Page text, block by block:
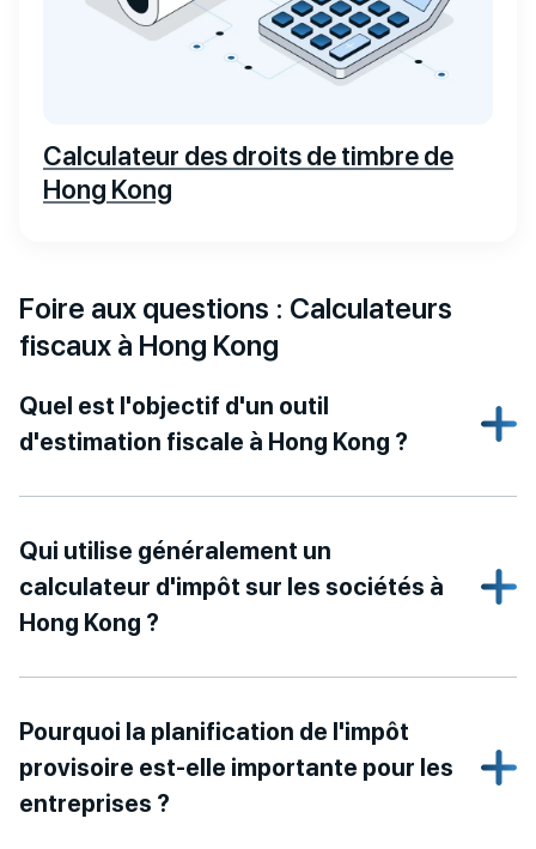
Calculateur des droits de timbre de
Hong Kong
Foire aux questions : Calculateurs
fiscaux à Hong Kong
Quel est l'objectif d'un outil
d'estimation fiscale à Hong Kong ?
Qui utilise généralement un
calculateur d'impôt sur les sociétés à
Hong Kong ?
Pourquoi la planification de l'impôt
provisoire est-elle importante pour les
entreprises ?